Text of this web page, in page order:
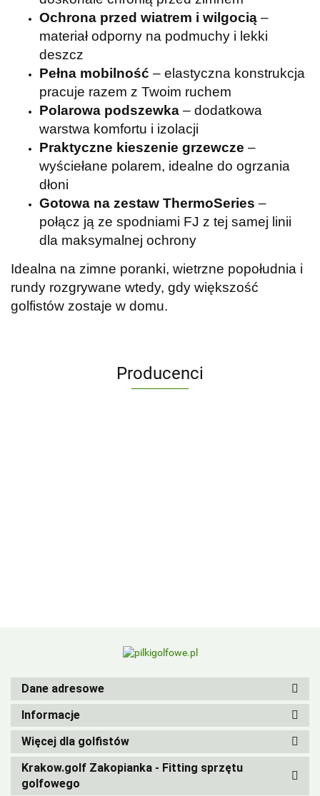
Ochrona przed wiatrem i wilgocią –
materiał odporny na podmuchy i lekki
deszcz
Pełna mobilność – elastyczna konstrukcja
pracuje razem z Twoim ruchem
Polarowa podszewka – dodatkowa
warstwa komfortu i izolacji
Praktyczne kieszenie grzewcze –
wyściełane polarem, idealne do ogrzania
dłoni
Gotowa na zestaw ThermoSeries –
połącz ją ze spodniami FJ z tej samej linii
dla maksymalnej ochrony
Idealna na zimne poranki, wietrzne popołudnia i
rundy rozgrywane wtedy, gdy większość
golfistów zostaje w domu.
Producenci
Dane adresowe
Informacje
Więcej dla golfistów
Krakow.golf Zakopianka - Fitting sprzętu
golfowego